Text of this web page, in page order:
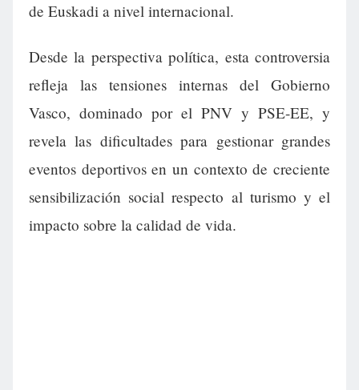
de Euskadi a nivel internacional.
Desde la perspectiva política, esta controversia
refleja las tensiones internas del Gobierno
Vasco, dominado por el PNV y PSE-EE, y
revela las dificultades para gestionar grandes
eventos deportivos en un contexto de creciente
sensibilización social respecto al turismo y el
impacto sobre la calidad de vida.